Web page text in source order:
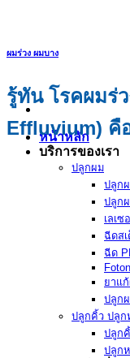
หน้าหลัก
บริการของเรา
ปลูกผม
ปลูก
ปลูก
เลเซ
ฉีดส
ฉีด
ยาแ
ปลูก
ปลูกคิ้ว ปลูก
ปลูก
ปลูก
ผมร่วง ผมบาง
รู้ทัน โรคผมร่
Effluvium) คื